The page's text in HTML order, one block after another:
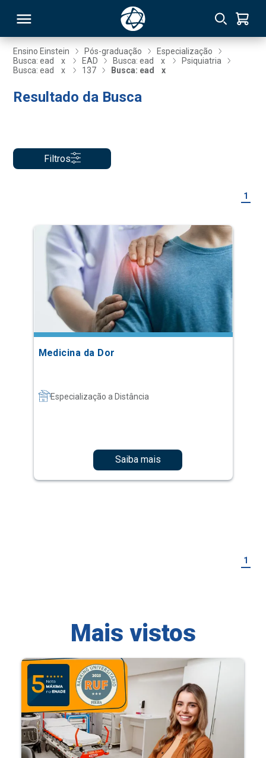
Ensino Einstein Pós-graduação
Especialização
Busca: ead
x EAD Busca: ead x
Psiquiatria
Busca: ead
x 137 Busca: ead x
Resultado da Busca
Filtros
1
Medicina da Dor
Especialização a Distância
Saiba mais
1
Mais vistos